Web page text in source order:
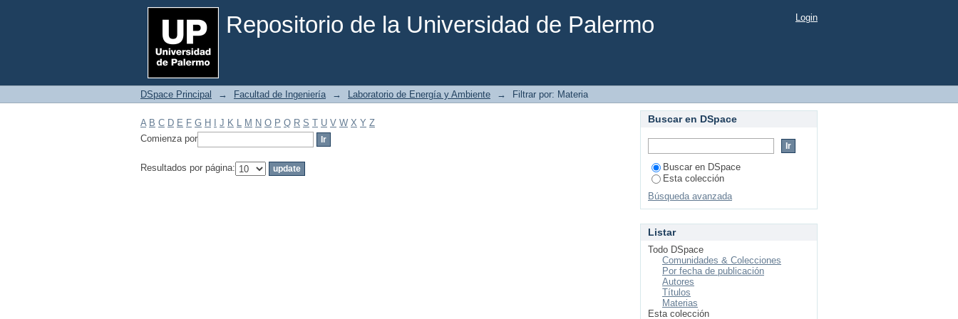
Repositorio de la Universidad de Palermo
Filtrar por: Materia Login
DSpace Principal → Facultad de Ingeniería → Laboratorio de Energía y Ambiente → Filtrar por: Materia
A B C D E F G H J K L M N O P Q R S T U V W X Y Z
Comienza por
Resultados por página:
Buscar en DSpace
Buscar en DSpace
Esta colección
Búsqueda avanzada
Listar
Todo DSpace
Comunidades & Colecciones
Por fecha de publicación
Autores
Títulos
Materias
Esta colección